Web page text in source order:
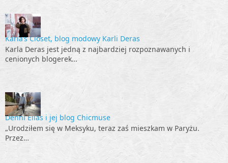
Karla’s Closet, blog modowy Karli Deras
Karla Deras jest jedną z najbardziej rozpoznawanych i
cenionych blogerek…
Denni Elias i jej blog Chicmuse
„Urodziłem się w Meksyku, teraz zaś mieszkam w Paryżu.
Przez…